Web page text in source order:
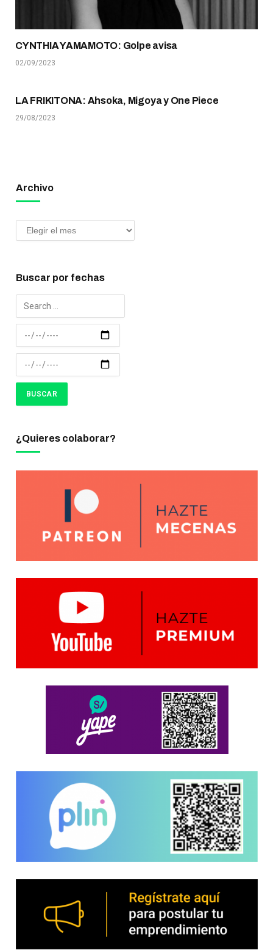
CYNTHIA YAMAMOTO: Golpe avisa
02/09/2023
LA FRIKITONA: Ahsoka, Migoya y One Piece
29/08/2023
Archivo
Buscar por fechas
¿Quieres colaborar?